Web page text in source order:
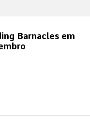
Barnacles em